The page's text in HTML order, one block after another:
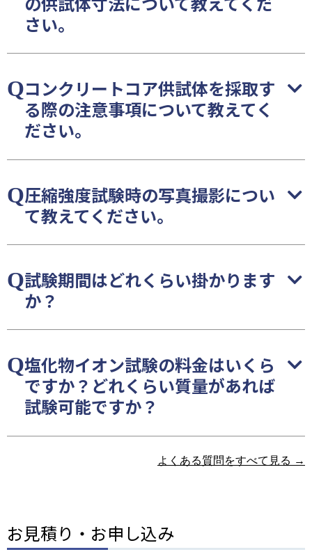
さい。
コンクリートコア供試体を採取す
る際の注意事項について教えてく
ださい。
圧縮強度試験時の写真撮影につい
て教えてください。
試験期間はどれくらい掛かります
か？
塩化物イオン試験の料金はいくら
ですか？どれくらい質量があれば
試験可能ですか？
よくある質問をすべて見る →
お見積り・お申し込み